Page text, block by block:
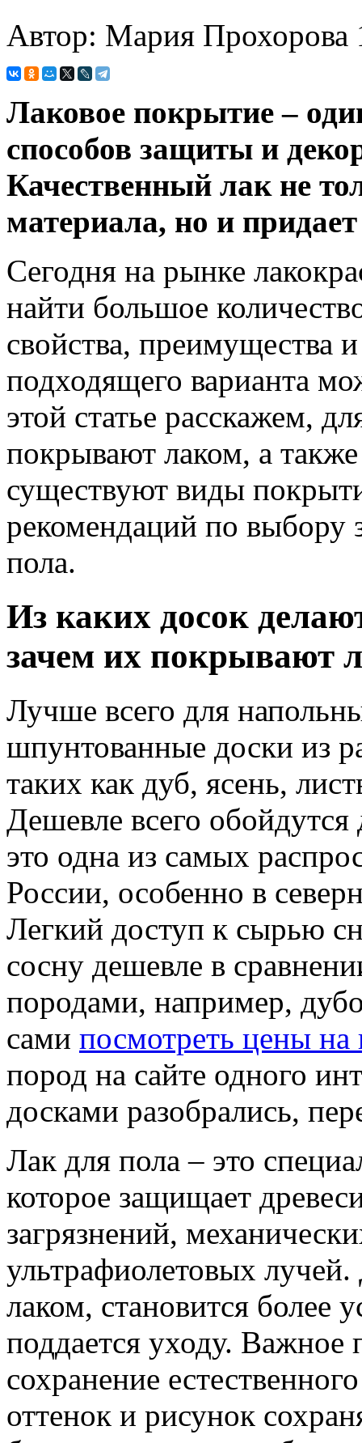
Автор: Мария Прохорова
Лаковое покрытие –
способов защиты и
Качественный лак не
материала, но и
Сегодня на рынке
найти большое
свойства, преимущества
подходящего варианта
этой статье расскажем,
покрывают лаком, а
существуют виды
рекомендаций по выбору
пола.
Из каких досок
зачем их покрывают
Лучше всего для
шпунтованные доски из
таких как дуб, ясень,
Дешевле всего
это одна из самых
России, особенно в
Легкий доступ к сырью
сосну дешевле в
породами, например,
сами посмотреть цены
пород на сайте одного
досками разобрались,
Лак для пола – это
которое защищает
загрязнений,
ультрафиолетовых
лаком, становится более
поддается уходу. Важное
сохранение
оттенок и рисунок